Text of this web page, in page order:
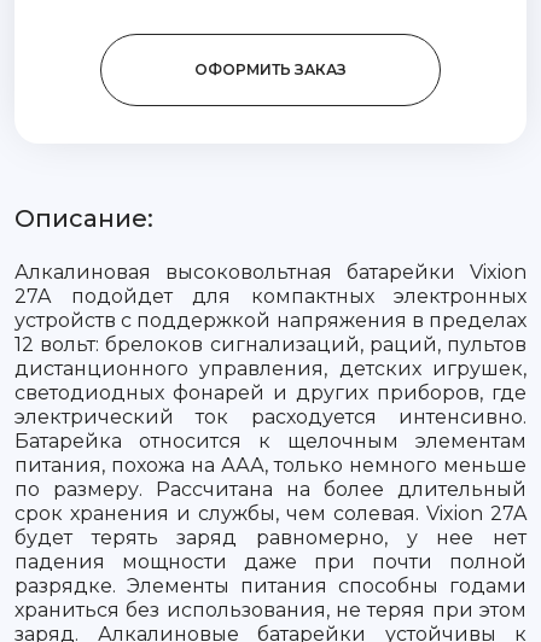
ОФОРМИТЬ ЗАКАЗ
Описание:
Алкалиновая высоковольтная батарейки Vixion
27A подойдет для компактных электронных
устройств с поддержкой напряжения в пределах
12 вольт: брелоков сигнализаций, раций, пультов
дистанционного управления, детских игрушек,
светодиодных фонарей и других приборов, где
электрический ток расходуется интенсивно.
Батарейка относится к щелочным элементам
питания, похожа на ААА, только немного меньше
по размеру. Рассчитана на более длительный
срок хранения и службы, чем солевая. Vixion 27A
будет терять заряд равномерно, у нее нет
падения мощности даже при почти полной
разрядке. Элементы питания способны годами
храниться без использования, не теряя при этом
заряд. Алкалиновые батарейки устойчивы к